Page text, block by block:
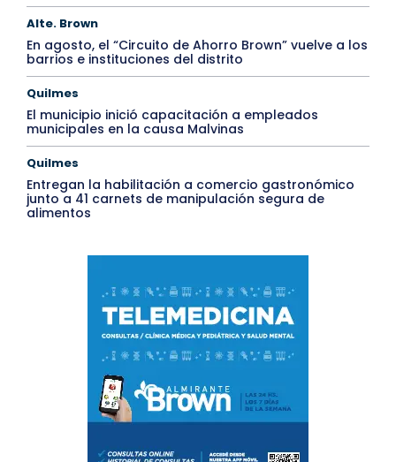
Alte. Brown
En agosto, el “Circuito de Ahorro Brown” vuelve a los
barrios e instituciones del distrito
Quilmes
El municipio inició capacitación a empleados
municipales en la causa Malvinas
Quilmes
Entregan la habilitación a comercio gastronómico
junto a 41 carnets de manipulación segura de
alimentos